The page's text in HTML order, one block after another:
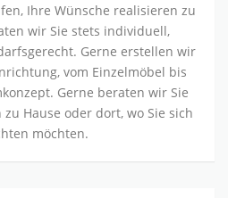
Ihre Wünsche realisieren zu
wir Sie stets individuell,
Gerne erstellen wir
vom Einzelmöbel bis
Gerne beraten wir Sie
Hause oder dort, wo Sie sich
möchten.